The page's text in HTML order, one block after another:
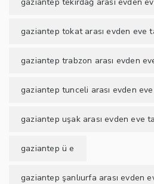
gaziantep tokat arası evden eve
gaziantep trabzon arası evden eve
gaziantep tunceli arası evden eve
gaziantep uşak arası evden eve
gaziantep ü e
gaziantep şanlıurfa arası evden